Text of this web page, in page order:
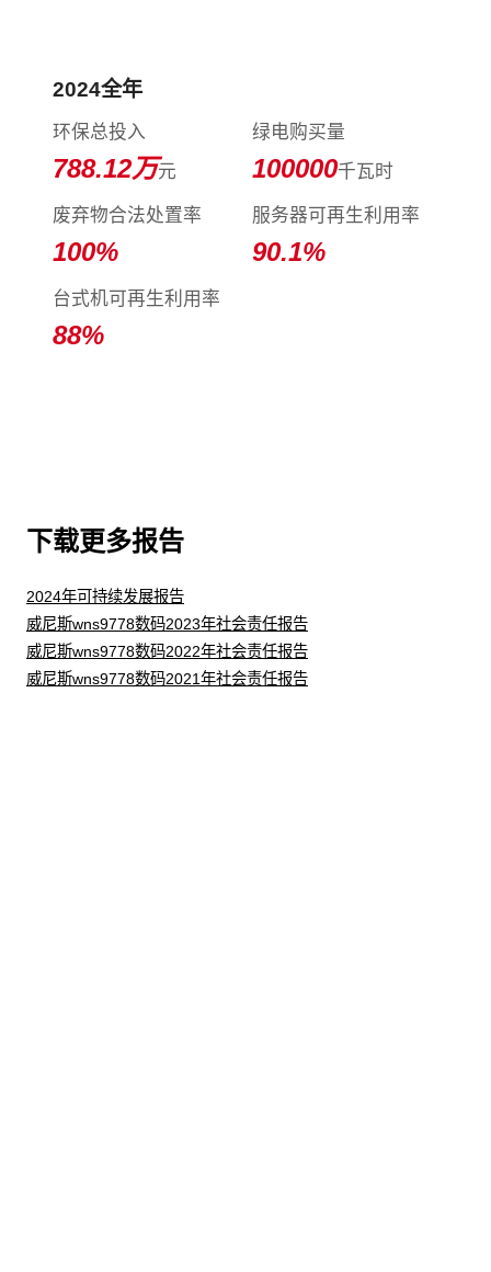
2024全年
环保总投入
788.12万元
绿电购买量
100000千瓦时
废弃物合法处置率
100%
服务器可再生利用率
90.1%
台式机可再生利用率
88%
下载更多报告
2024年可持续发展报告
威尼斯wns9778数码2023年社会责任报告
威尼斯wns9778数码2022年社会责任报告
威尼斯wns9778数码2021年社会责任报告